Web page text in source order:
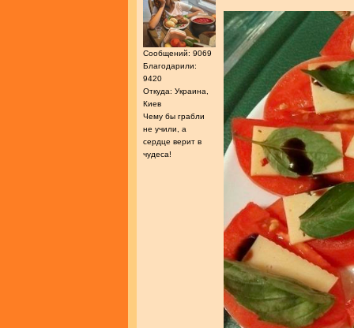
Сообщений: 9069
Благодарили:
9420
Откуда: Украина,
Киев
Чему бы грабли
не учили, а
сердце верит в
чудеса!